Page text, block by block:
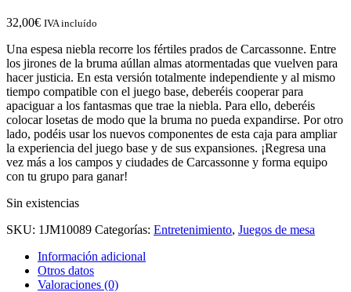
32,00€ IVA incluído
Una espesa niebla recorre los fértiles prados de Carcassonne. Entre
los jirones de la bruma aúllan almas atormentadas que vuelven para
hacer justicia. En esta versión totalmente independiente y al mismo
tiempo compatible con el juego base, deberéis cooperar para
apaciguar a los fantasmas que trae la niebla. Para ello, deberéis
colocar losetas de modo que la bruma no pueda expandirse. Por otro
lado, podéis usar los nuevos componentes de esta caja para ampliar
la experiencia del juego base y de sus expansiones. ¡Regresa una
vez más a los campos y ciudades de Carcassonne y forma equipo
con tu grupo para ganar!
Sin existencias
SKU: 1JM10089 Categorías: Entretenimiento, Juegos de mesa
Información adicional
Otros datos
Valoraciones (0)